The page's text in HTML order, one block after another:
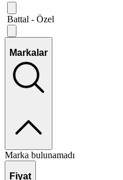
Battal - Özel
Markalar
Marka bulunamadı
Fiyat